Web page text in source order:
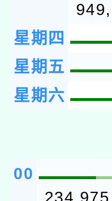
星期四
星期五
星期六
00